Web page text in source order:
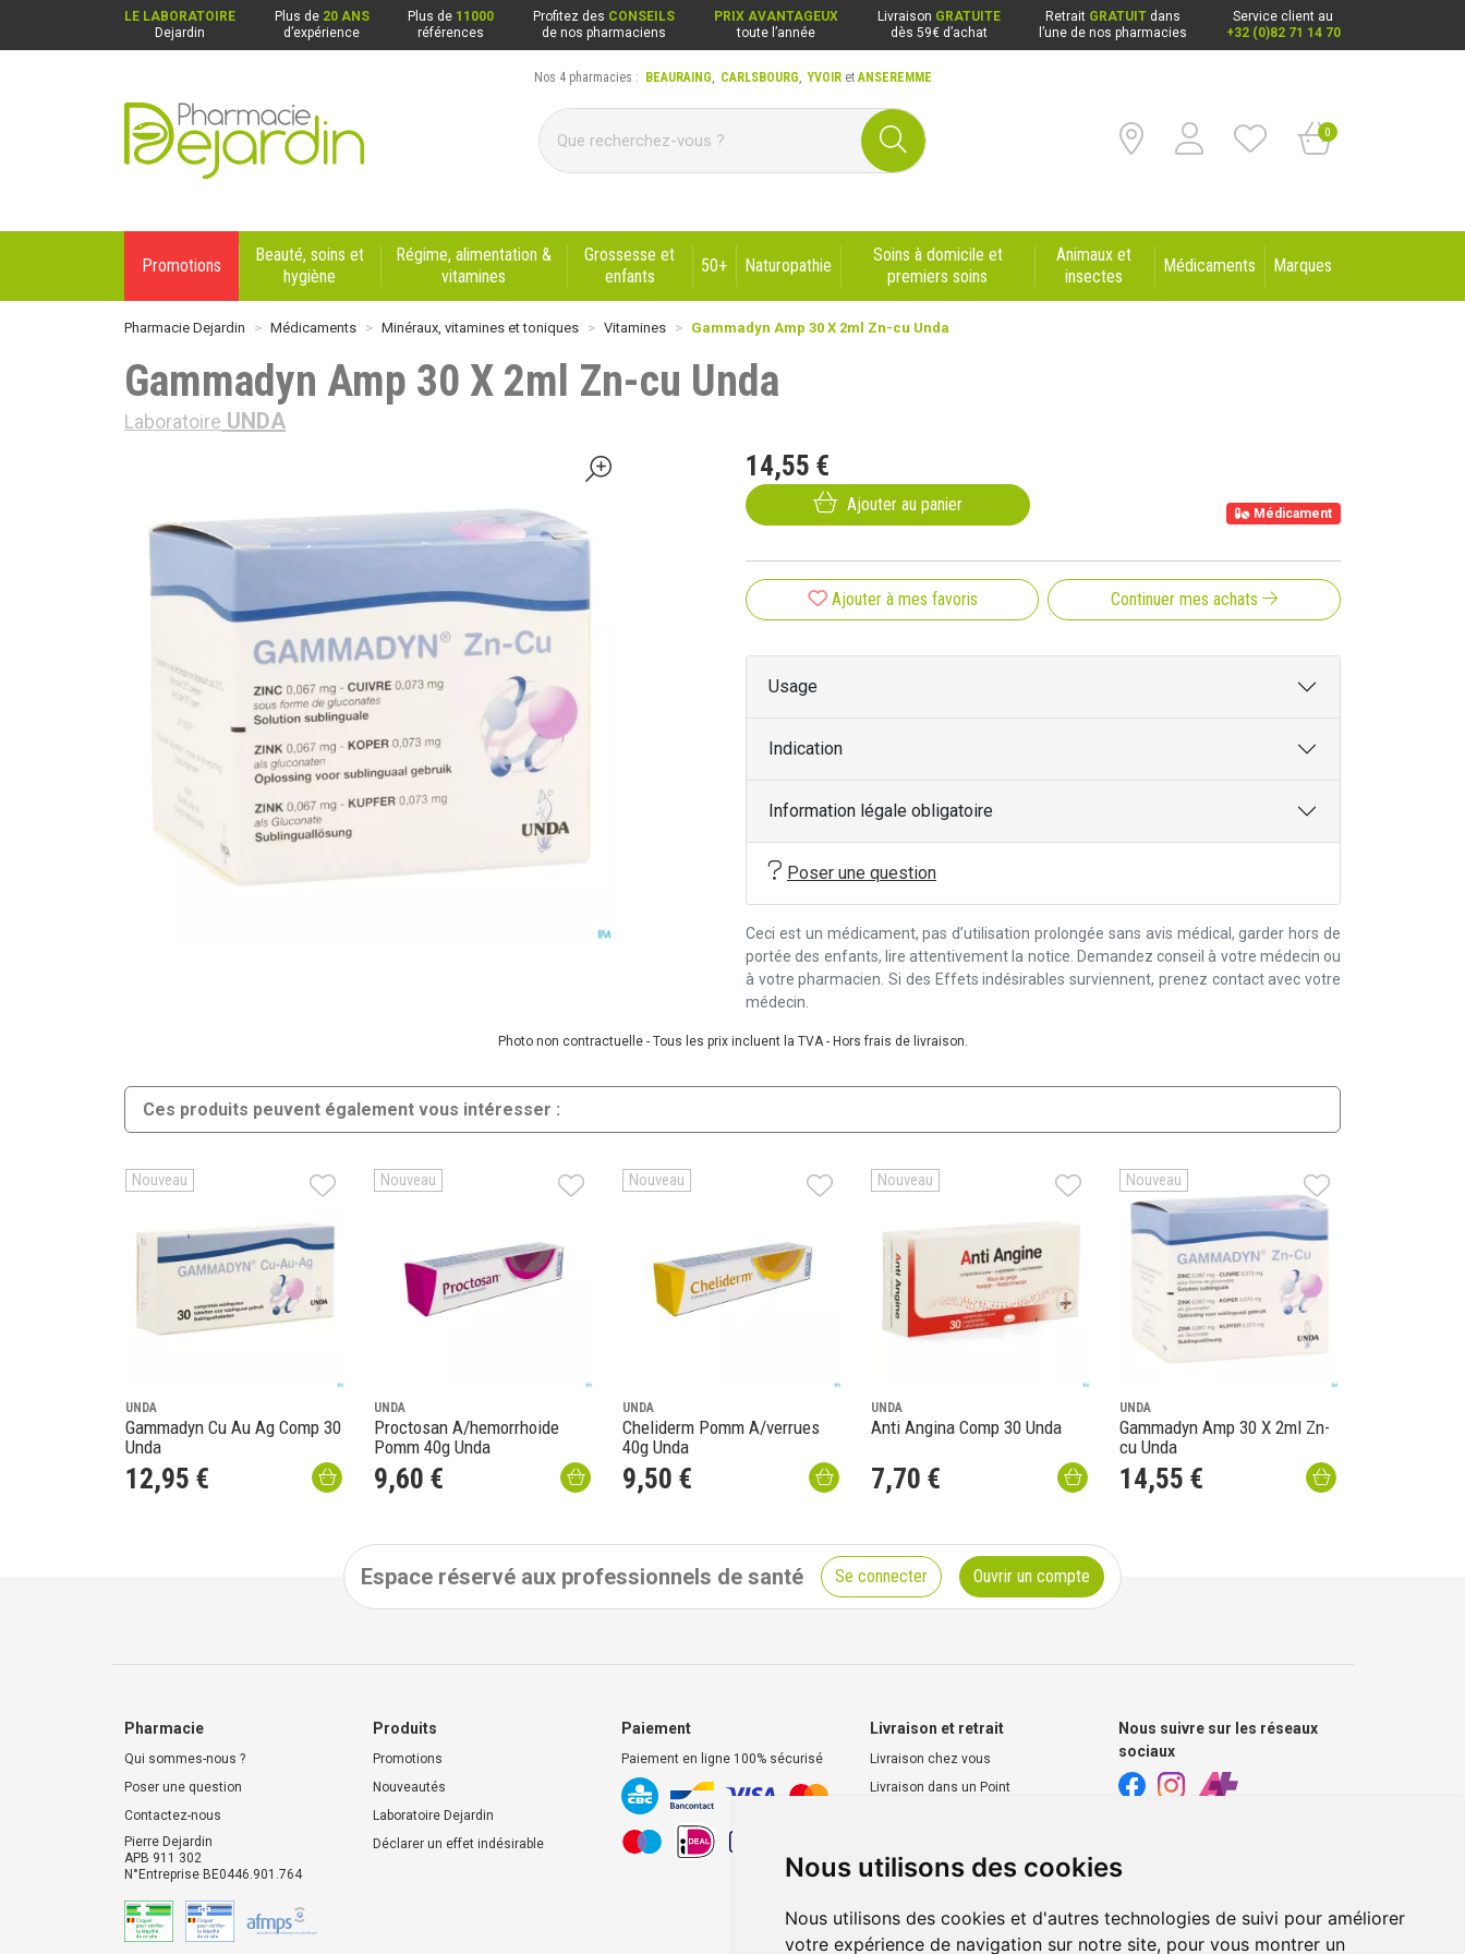
Nous utilisons des cookies
Nous utilisons des cookies et d'autres technologies de suivi pour améliorer
votre expérience de navigation sur notre site, pour vous montrer un
LE LABORATOIRE
Dejardin
Plus de 20 ANS
d’expérience
Plus de 11000
références
Profitez des CONSEILS
de nos pharmaciens
PRIX AVANTAGEUX
toute l’année
Livraison GRATUITE
dès 59€ d’achat
Retrait GRATUIT dans
l’une de nos pharmacies
Service client au
+32 (0)82 71 14 70
Pharmacie Dejardin Nos 4 pharmacies : Beauraing, Carlsbourg, Yvoir, Anseremme
0
Nos 4 pharmacies : BEAURAING, CARLSBOURG,YVOIRetANSEREMME
Promotions
Beauté, soins et
hygiène
Régime, alimentation &
vitamines
Grossesse et
enfants
50+ Naturopathie
Soins à domicile et
premiers soins
Animaux et
insectes
Médicaments Marques
Pharmacie Dejardin Médicaments Minéraux, vitamines et toniques Vitamines Gammadyn Amp 30 X 2ml Zn-cu Unda
Gammadyn Amp 30 X 2ml Zn-cu Unda
Laboratoire UNDA
14,55 €
Ajouter au panier Médicament
Ajouter à mes favoris Continuer mes achats
Usage
Indication
Information légale obligatoire
Poser une question
Ceci est un médicament, pas d’utilisation prolongée sans avis médical, garder hors de
portée des enfants, lire attentivement la notice. Demandez conseil à votre médecin ou
à votre pharmacien. Si des Effets indésirables surviennent, prenez contact avec votre
médecin.
Photo non contractuelle - Tous les prix incluent la TVA - Hors frais de livraison.
Ces produits peuvent également vous intéresser :
Nouveau
UNDA
Gammadyn Cu Au Ag Comp 30
Unda
12,95 €
Nouveau
UNDA
Proctosan A/hemorrhoide
Pomm 40g Unda
9,60 €
Nouveau
UNDA
Cheliderm Pomm A/verrues
40g Unda
9,50 €
Nouveau
UNDA
Anti Angina Comp 30 Unda
7,70 €
Nouveau
UNDA
Gammadyn Amp 30 X 2ml Zn-
cu Unda
14,55 €
Espace réservé aux professionnels de santé Se connecter Ouvrir un compte
Pharmacie
Qui sommes-nous ?
Poser une question
Contactez-nous
Pierre Dejardin
APB 911 302
N°Entreprise BE0446.901.764
Produits
Promotions
Nouveautés
Laboratoire Dejardin
Déclarer un effet indésirable
Paiement
Paiement en ligne 100% sécurisé
Livraison et retrait
Livraison chez vous
Livraison dans un Point
Retrait en casiers extérieurs
Nous suivre sur les réseaux
sociaux